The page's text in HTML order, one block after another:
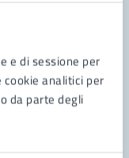
e di sessione per
analitici per
da parte degli